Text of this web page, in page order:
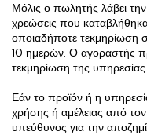
Μόλις ο πωλητής λάβει
χρεώσεις που
οποιαδήποτε τεκμηρίωση
10 ημερών. Ο αγοραστής
τεκμηρίωση της
Εάν το προϊόν ή η
χρήσης ή αμέλειας από
υπεύθυνος για την